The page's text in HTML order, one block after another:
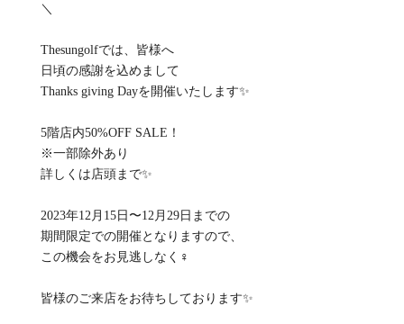
＼
Thesungolfでは、皆様へ
日頃の感謝を込めまして
Thanks giving Dayを開催いたします✨
5階店内50%OFF SALE！
※一部除外あり
詳しくは店頭まで✨
2023年12月15日〜12月29日までの
期間限定での開催となりますので、
この機会をお見逃しなく‍♀️
皆様のご来店をお待ちしております✨